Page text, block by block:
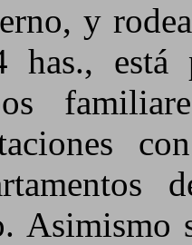
y
has., está
Asimismo